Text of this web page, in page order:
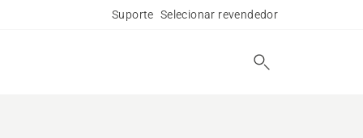
Suporte Selecionar revendedor